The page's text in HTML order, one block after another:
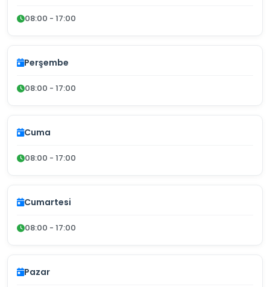
08:00 - 17:00
Perşembe
08:00 - 17:00
Cuma
08:00 - 17:00
Cumartesi
08:00 - 17:00
Pazar